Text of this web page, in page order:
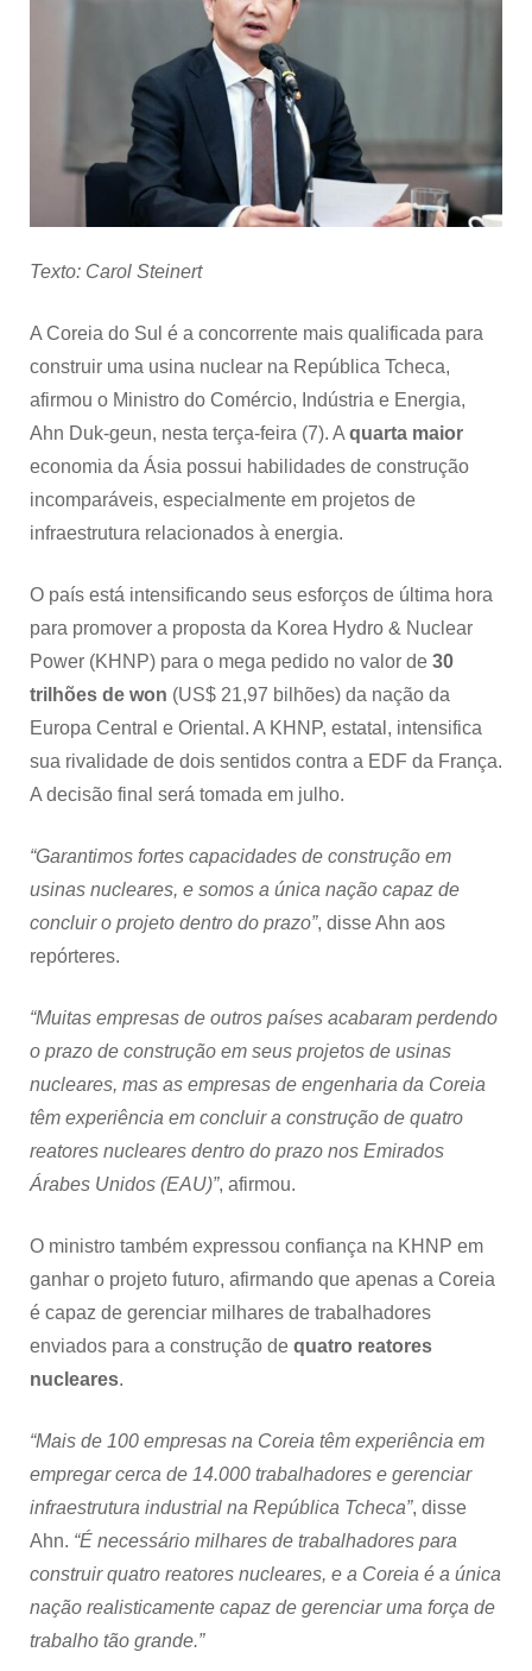
República
Tcheca
Texto: Carol Steinert
A Coreia do Sul é a concorrente mais qualificada para
construir uma usina nuclear na República Tcheca,
afirmou o Ministro do Comércio, Indústria e Energia,
Ahn Duk-geun, nesta terça-feira (7). A quarta maior
economia da Ásia possui habilidades de construção
incomparáveis, especialmente em projetos de
infraestrutura relacionados à energia.
O país está intensificando seus esforços de última hora
para promover a proposta da Korea Hydro & Nuclear
Power (KHNP) para o mega pedido no valor de 30
trilhões de won (US$ 21,97 bilhões) da nação da
Europa Central e Oriental. A KHNP, estatal, intensifica
sua rivalidade de dois sentidos contra a EDF da França.
A decisão final será tomada em julho.
“Garantimos fortes capacidades de construção em
usinas nucleares, e somos a única nação capaz de
concluir o projeto dentro do prazo”, disse Ahn aos
repórteres.
“Muitas empresas de outros países acabaram perdendo
o prazo de construção em seus projetos de usinas
nucleares, mas as empresas de engenharia da Coreia
têm experiência em concluir a construção de quatro
reatores nucleares dentro do prazo nos Emirados
Árabes Unidos (EAU)”, afirmou.
O ministro também expressou confiança na KHNP em
ganhar o projeto futuro, afirmando que apenas a Coreia
é capaz de gerenciar milhares de trabalhadores
enviados para a construção de quatro reatores
nucleares.
“Mais de 100 empresas na Coreia têm experiência em
empregar cerca de 14.000 trabalhadores e gerenciar
infraestrutura industrial na República Tcheca”, disse
Ahn. “É necessário milhares de trabalhadores para
construir quatro reatores nucleares, e a Coreia é a única
nação realisticamente capaz de gerenciar uma força de
trabalho tão grande.”